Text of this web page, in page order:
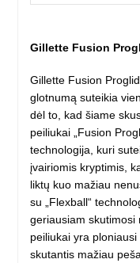
Gillette Fusion
Gillette Fusion
glotnumą suteikia
dėl to, kad šiame
peiliukai „Fusion
technologija, kuri
įvairiomis kryptimis,
liktų kuo mažiau
su „Flexball“
geriausiam skutimosi
peiliukai yra ploniausi
skutantis mažiau